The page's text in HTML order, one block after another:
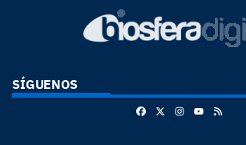
SÍGUENOS
FacebookInstagram